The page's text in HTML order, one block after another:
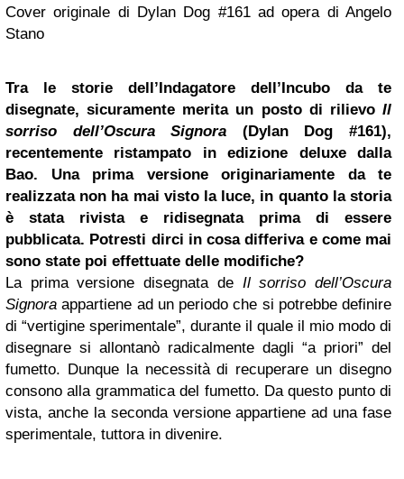
Cover originale di Dylan Dog #161 ad opera di Angelo
Stano
Tra le storie dell’Indagatore dell’Incubo da te
disegnate, sicuramente merita un posto di rilievo Il
sorriso dell’Oscura Signora (Dylan Dog #161),
recentemente ristampato in edizione deluxe dalla
Bao. Una prima versione originariamente da te
realizzata non ha mai visto la luce, in quanto la storia
è stata rivista e ridisegnata prima di essere
pubblicata. Potresti dirci in cosa differiva e come mai
sono state poi effettuate delle modifiche?
La prima versione disegnata de Il sorriso dell’Oscura
Signora appartiene ad un periodo che si potrebbe definire
di “vertigine sperimentale”, durante il quale il mio modo di
disegnare si allontanò radicalmente dagli “a priori” del
fumetto. Dunque la necessità di recuperare un disegno
consono alla grammatica del fumetto. Da questo punto di
vista, anche la seconda versione appartiene ad una fase
sperimentale, tuttora in divenire.